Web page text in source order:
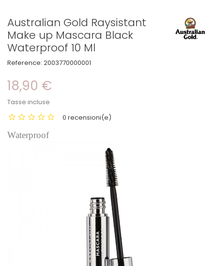
Australian Gold Raysistant
Make up Mascara Black
Waterproof 10 Ml
Reference: 2003770000001
18,90 €
Tasse incluse
0 recensioni(e)
Waterproof